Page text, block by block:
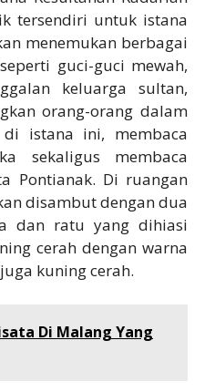
tersendiri untuk istana
menemukan berbagai
guci-guci mewah,
keluarga sultan,
orang-orang dalam
istana ini, membaca
sekaligus membaca
Pontianak. Di ruangan
disambut dengan dua
dan ratu yang dihiasi
cerah dengan warna
kuning cerah.
Di Malang Yang